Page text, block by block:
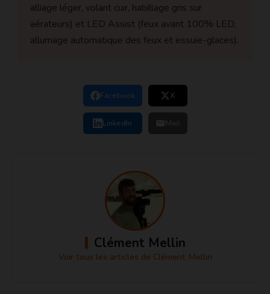
alliage léger, volant cuir, habillage gris sur
aérateurs) et LED Assist (feux avant 100% LED,
allumage automatique des feux et essuie-glaces).
Facebook X
LinkedIn
Clément Mellin
Voir tous les articles de Clément Mellin